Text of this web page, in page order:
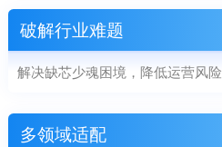
破解行业难题
解决缺芯少魂困境，降低运营风
多领域适配